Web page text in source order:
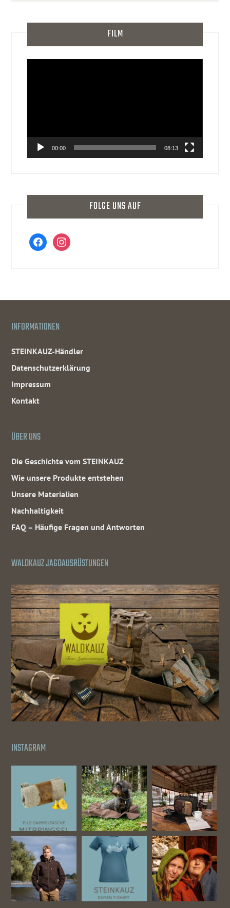
FILM
00:00 08:13
FOLGE UNS AUF
facebookinstagram
INFORMATIONEN
STEINKAUZ-Händler
Datenschutzerklärung
Impressum
Kontakt
ÜBER UNS
Die Geschichte vom STEINKAUZ
Wie unsere Produkte entstehen
Unsere Materialien
Nachhaltigkeit
FAQ – Häufige Fragen und Antworten
WALDKAUZ JAGDAUSRÜSTUNGEN
INSTAGRAM